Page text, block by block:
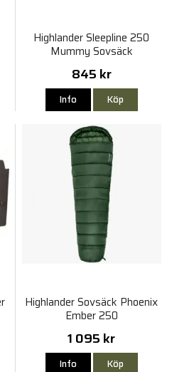
Highlander Sleepline 250
Mummy Sovsäck
845 kr
Info Köp
Highlander Sovsäck Phoenix
Ember 250
1 095 kr
Info Köp